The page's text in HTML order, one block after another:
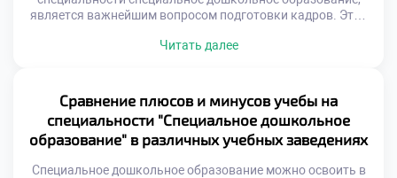
является важнейшим вопросом подготовки кадров. Этот
Мастерство формируется через синтез знаний и личной
Студент трансформируется из ученика в наставника
постепенно. Профессиональный рост требует
осознанности и постоянных усилий. Развитие мастерства
невозможно […]
Читать далее
Сравнение плюсов и минусов учебы на
специальности "Специальное дошкольное
образование" в различных учебных заведениях
Специальное дошкольное образование можно освоить в